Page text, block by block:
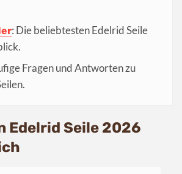
: Die beliebtesten Edelrid Seile
Fragen und Antworten zu
Edelrid Seile 2026